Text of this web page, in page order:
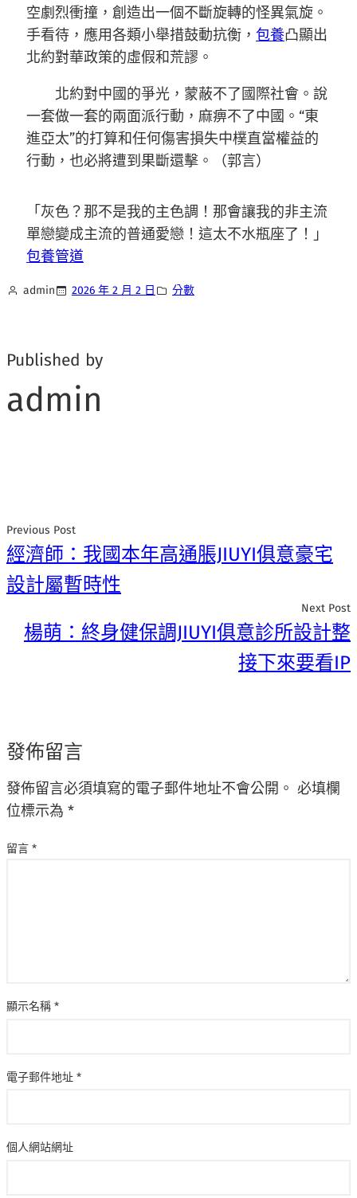
空劇烈衝撞，創造出一個不斷旋轉的怪異氣旋。
手看待，應用各類小舉措鼓動抗衡， 包養凸顯出
北約對華政策的虛假和荒謬。
北約對中國的爭光，蒙蔽不了國際社會。說
一套做一套的兩面派行動，麻痹不了中國。“東
進亞太”的打算和任何傷害損失中樸直當權益的
行動，也必將遭到果斷還擊。（郭言）
「灰色？那不是我的主色調！那會讓我的非主流
單戀變成主流的普通愛戀！這太不水瓶座了！」
包養管道
admin 2026 年 2 月 2 日 分數
Published by
admin
Previous Post
經濟師：我國本年高通脹JIUYI俱意豪宅
設計屬暫時性
Next Post
楊萌：終身健保調JIUYI俱意診所設計整
接下來要看IP
發佈留言
發佈留言必須填寫的電子郵件地址不會公開。 必填欄
位標示為 *
留言 *
顯示名稱 *
電子郵件地址 *
個人網站網址